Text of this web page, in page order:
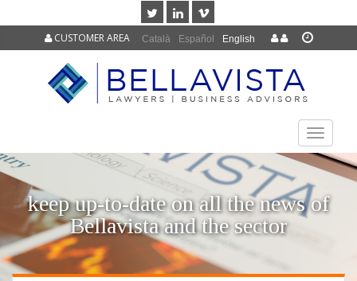
Català Español English
CUSTOMER AREA
TOGGLE
keep up-to-date on all the news of
Bellavista and the sector